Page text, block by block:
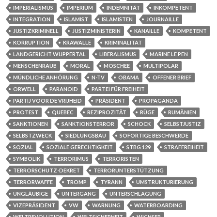
IMPERIALISMUS
IMPERIUM INDEMNITÄT
INKOMPETENT
INTEGRATION
ISLAMIST ISLAMISTEN
JOURNAILLE
JUSTIZKRIMINELL
JUSTIZMINISTERIN KANAILLE
KOMPETENT
KORRUPTION
KRAWALLE
KRIMINALITÄT
LANDGERICHT WUPPERTAL
LIBERALISMUS
MARINE LE PEN
MENSCHENRAUB
MORAL MOSCHEE
MULTIPOLAR
MÜNDLICHE ANHÖRUNG
N-TV OBAMA
OFFENER BRIEF
ORWELL
PARANOID
PARTEI FÜR FREIHEIT
PARTIJ VOOR DE VRIJHEID
PRÄSIDENT
PROPAGANDA
PROTEST
QUEBEC REZIPROZITÄT RÜGE
RUMÄNIEN
SANKTIONEN
SANKTIONSTERROR SCHOCK
SELBSTJUSTIZ
SELBSTZWECK
SIEDLUNGSBAU
SOFORTIGE BESCHWERDE
SOZIAL
SOZIALE GERECHTIGKEIT STBG 129
STRAFFREIHEIT
SYMBOLIK
TERRORIMUS
TERRORISTEN
TERRORSCHUTZ-DEKRET
TERRORUNTERSTÜTZUNG
TERRORWAFFE
TROMP TYRANN
UMSTRUKTURIERUNG
UNGLÄUBIGE
UNTERGANG
UNTERSCHLAGUNG
VIZEPRÄSIDENT
VW WARNUNG
WATERBOARDING